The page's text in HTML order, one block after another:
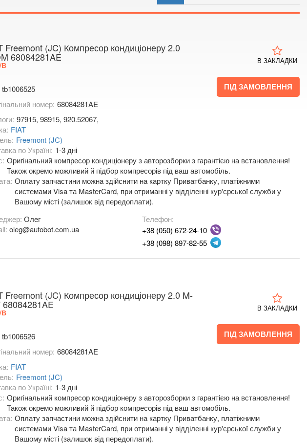
Freemont (JC) Компресор кондиціонеру 2.0
68084281AE
В
ПІД ЗАМОВЛЕННЯ
В ЗАКЛАДКИ
tb1006525
номер: 68084281AE
97915, 98915, 920.52067,
FIAT
Freemont (JC)
по Україні: 1-3 дні
Оригінальний компресор кондиціонеру з авторозборки з гарантією на встановлення!
Також окремо можливий й підбор компресорів під ваш автомобіль.
Оплату запчастини можна здійснити на картку Приватбанку, платіжними
системами Visa та MasterCard, при отриманні у відділенні кур'єрської служби у
Вашому місті (залишок від передоплати).
Олег
oleg@autobot.com.ua
Телефон:
+38 (050) 672-24-10
+38 (098) 897-82-55
Freemont (JC) Компресор кондиціонеру 2.0 M-
68084281AE
В
ПІД ЗАМОВЛЕННЯ
В ЗАКЛАДКИ
tb1006526
номер: 68084281AE
FIAT
Freemont (JC)
по Україні: 1-3 дні
Оригінальний компресор кондиціонеру з авторозборки з гарантією на встановлення!
Також окремо можливий й підбор компресорів під ваш автомобіль.
Оплату запчастини можна здійснити на картку Приватбанку, платіжними
системами Visa та MasterCard, при отриманні у відділенні кур'єрської служби у
Вашому місті (залишок від передоплати).
Показати на мапі